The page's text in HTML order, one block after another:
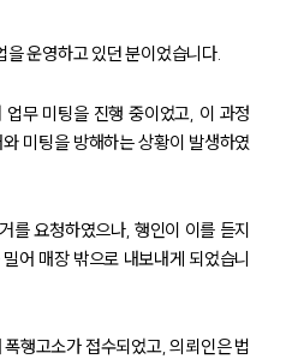
운영하고 있던 분이었습니다.
무 미팅을 진행 중이었고, 이 과정
미팅을 방해하는 상황이 발생하였
를 요청하였으나, 행인이 이를 듣지
어 매장 밖으로 내보내게 되었습니
행고소가 접수되었고, 의뢰인은 법